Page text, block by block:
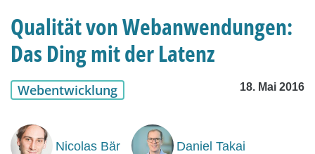
Qualität von Webanwendungen:
Das Ding mit der Latenz
Webentwicklung 18. Mai 2016
Nicolas Bär Daniel Takai